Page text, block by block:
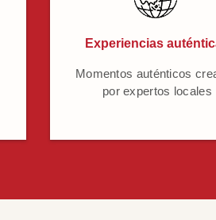
Experiencias
Momentos auténticos
por expertos locales